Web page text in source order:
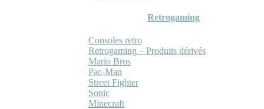
Retrogaming
Consoles retro
Retrogaming – Produits dérivés
Mario Bros
Pac-Man
Street Fighter
Sonic
Minecraft